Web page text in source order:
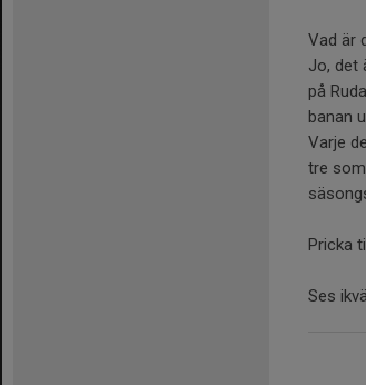
Vad är
Jo, det
på
banan
Varje
tre
Pricka
Ses